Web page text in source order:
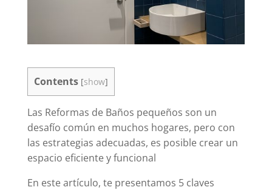
Contents [show]
Las Reformas de Baños pequeños son un
desafío común en muchos hogares, pero con
las estrategias adecuadas, es posible crear un
espacio eficiente y funcional
En este artículo, te presentamos 5 claves